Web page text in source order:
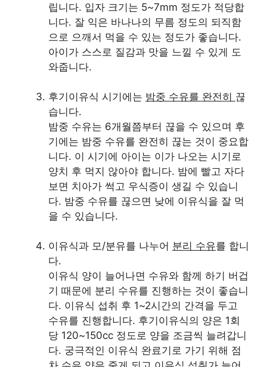
립니다. 입자 크기는 5~7mm 정도가 적당합
니다. 잘 익은 바나나의 무름 정도의 되직함
으로 으깨서 먹을 수 있는 정도가 좋습니다.
아이가 스스로 질감과 맛을 느낄 수 있게 도
와줍니다.
후기이유식 시기에는 밤중 수유를 완전히 끊
습니다.
밤중 수유는 6개월쯤부터 끊을 수 있으며 후
기에는 밤중 수유를 완전히 끊는 것이 중요합
니다. 이 시기에 아이는 이가 나오는 시기로
양치 후 먹지 않아야 합니다. 밤에 빨고 자다
보면 치아가 썩고 우식증이 생길 수 있습니
다. 밤중 수유를 끊으면 낮에 이유식을 잘 먹
을 수 있습니다.
이유식과 모/분유를 나누어 분리 수유를 합니
다.
이유식 양이 늘어나면 수유와 함께 하기 버겁
기 때문에 분리 수유를 진행하는 것이 좋습니
다. 이유식 섭취 후 1~2시간의 간격을 두고
수유를 진행합니다. 후기이유식의 양은 1회
당 120~150cc 정도로 양을 조금씩 늘려갑니
다. 궁극적인 이유식 완료기로 가기 위해 점